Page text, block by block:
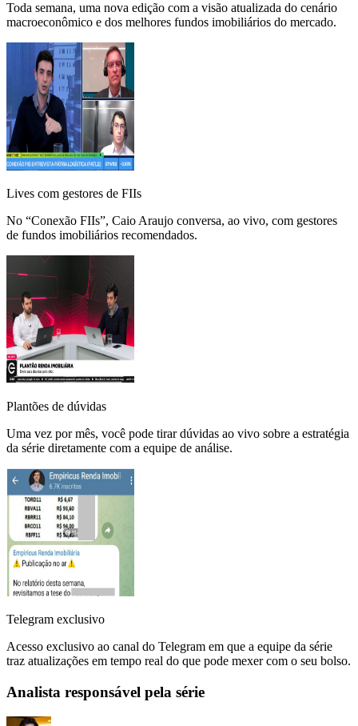
Toda semana, uma nova edição com a visão atualizada do cenário
macroeconômico e dos melhores fundos imobiliários do mercado.
Lives com gestores de FIIs
No “Conexão FIIs”, Caio Araujo conversa, ao vivo, com gestores
de fundos imobiliários recomendados.
Plantões de dúvidas
Uma vez por mês, você pode tirar dúvidas ao vivo sobre a estratégia
da série diretamente com a equipe de análise.
Telegram exclusivo
Acesso exclusivo ao canal do Telegram em que a equipe da série
traz atualizações em tempo real do que pode mexer com o seu bolso.
Analista responsável pela série